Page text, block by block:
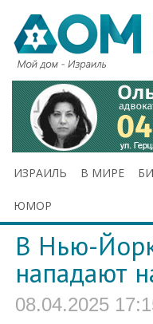
ИЗРАИЛЬ В МИРЕ
ЮМОР
В Нью-
нападают
08.04.2025